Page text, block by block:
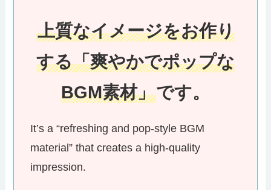
上質なイメージをお作り
する「爽やかでポップな
BGM素材」です。
It’s a “refreshing and pop-style BGM
material” that creates a high-quality
impression.